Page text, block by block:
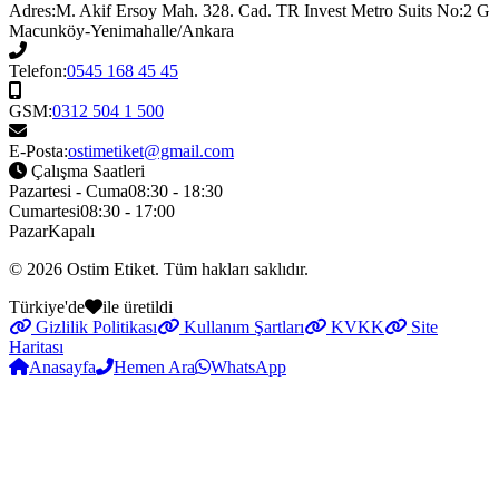
Adres:M. Akif Ersoy Mah. 328. Cad. TR Invest Metro Suits No:2 G
Macunköy-Yenimahalle/Ankara
Telefon:0545 168 45 45
GSM:0312 504 1 500
E-Posta:ostimetiket@gmail.com
Çalışma Saatleri
Pazartesi - Cuma08:30 - 18:30
Cumartesi08:30 - 17:00
PazarKapalı
© 2026 Ostim Etiket. Tüm hakları saklıdır.
Türkiye'de
ile üretildi
Gizlilik Politikası
Kullanım Şartları KVKK
Site
Haritası
Anasayfa
Hemen Ara WhatsApp